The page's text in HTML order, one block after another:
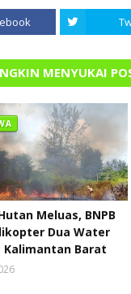
MENYUKAI
Meluas, BNPB
Dua Water
Kalimantan Barat